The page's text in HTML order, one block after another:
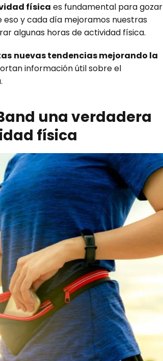
física es fundamental para gozar
eso y cada día mejoramos nuestras
algunas horas de actividad física.
nuevas tendencias mejorando la
información útil sobre el
una verdadera
física